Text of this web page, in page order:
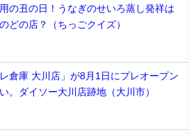
の丑の日！うなぎのせいろ蒸し発祥は
どの店？（ちっごクイズ）
レ倉庫 大川店」が8月1日にプレオープン
。ダイソー大川店跡地（大川市）